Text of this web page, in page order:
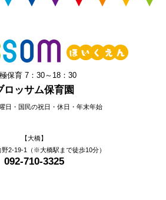
保育 7：30～18：30
ロッサム保育園
日・国民の祝日・休日・年末年始
【大橋】
2-19-1（※大橋駅まで徒歩10分）
092-710-3325